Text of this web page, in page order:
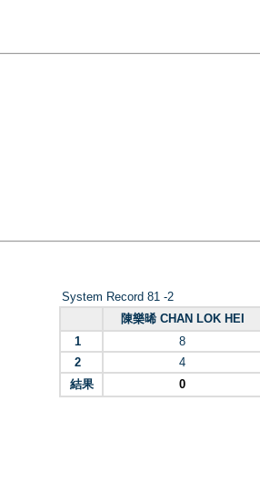
System Record 81 -2
陳樂晞 CHAN LOK HEI
1
8
2
4
結果
0